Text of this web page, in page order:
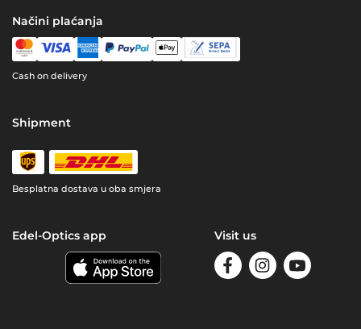
Načini plaćanja
Cash on delivery
Shipment
Besplatna dostava u oba smjera
Edel-Optics app Visit us